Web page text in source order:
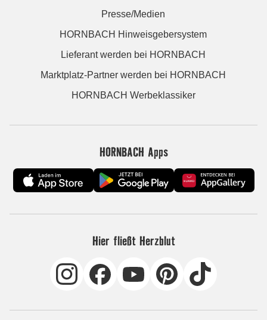
Presse/Medien
HORNBACH Hinweisgebersystem
Lieferant werden bei HORNBACH
Marktplatz-Partner werden bei HORNBACH
HORNBACH Werbeklassiker
HORNBACH Apps
Hier fließt Herzblut